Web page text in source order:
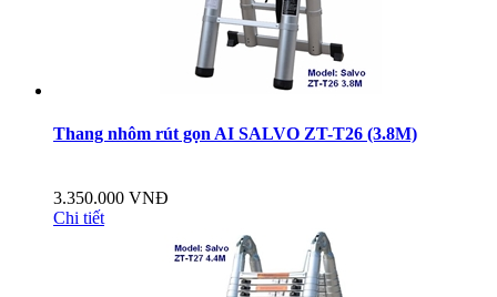
Thang nhôm rút gọn AI SALVO ZT-T26 (3.8M)
3.350.000 VNĐ
Chi tiết